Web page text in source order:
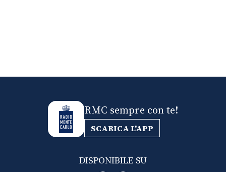
RMC sempre con te!
SCARICA L'APP
DISPONIBILE SU